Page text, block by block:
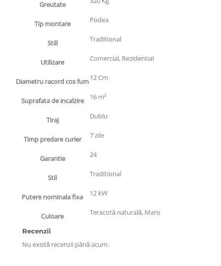
Greutate
Tip montare Podea
Still Traditional
Utilizare Comercial, Rezidential
Diametru racord cos fum12 Cm
Suprafata de incalzire 16 m²
Tiraj Dublu
Timp predare curier 7 zile
Garantie 24
Stil Traditional
Putere nominala fixa 12 kW
Culoare Teracotă naturală, Maro
Recenzii
Nu există recenzii până acum.